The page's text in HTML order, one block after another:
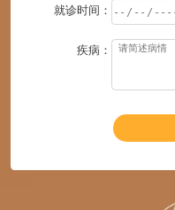
就诊时间：
疾病：